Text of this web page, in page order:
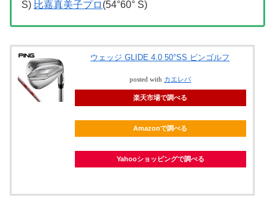
S) 比嘉真美子プロ (54°60° S)
ウェッジ GLIDE 4.0 50°SS ピンゴルフ
posted with カエレバ
楽天市場で調べる
Amazonで調べる
Yahooショッピングで調べる